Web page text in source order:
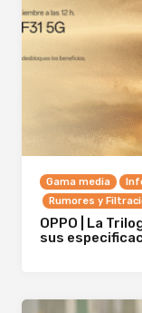
Gama media
Rumores y
OPPO | La
sus